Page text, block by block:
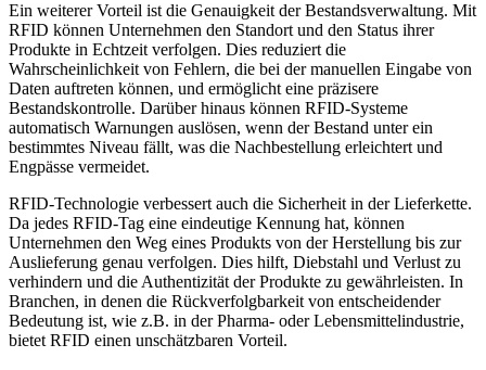
Ein weiterer Vorteil ist die Genauigkeit der Bestandsverwaltung. Mit
RFID können Unternehmen den Standort und den Status ihrer
Produkte in Echtzeit verfolgen. Dies reduziert die
Wahrscheinlichkeit von Fehlern, die bei der manuellen Eingabe von
Daten auftreten können, und ermöglicht eine präzisere
Bestandskontrolle. Darüber hinaus können RFID-Systeme
automatisch Warnungen auslösen, wenn der Bestand unter ein
bestimmtes Niveau fällt, was die Nachbestellung erleichtert und
Engpässe vermeidet.
RFID-Technologie verbessert auch die Sicherheit in der Lieferkette.
Da jedes RFID-Tag eine eindeutige Kennung hat, können
Unternehmen den Weg eines Produkts von der Herstellung bis zur
Auslieferung genau verfolgen. Dies hilft, Diebstahl und Verlust zu
verhindern und die Authentizität der Produkte zu gewährleisten. In
Branchen, in denen die Rückverfolgbarkeit von entscheidender
Bedeutung ist, wie z.B. in der Pharma- oder Lebensmittelindustrie,
bietet RFID einen unschätzbaren Vorteil.